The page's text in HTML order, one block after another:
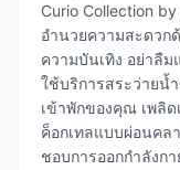
Curio Collection
อำนวยความสะดวก
ความบันเทิง อย่าลื
ใช้บริการสระว่ายน้
เข้าพักของคุณ เพลิ
ค็อกเทลแบบผ่อนคล
ชอบการออกกำลังก